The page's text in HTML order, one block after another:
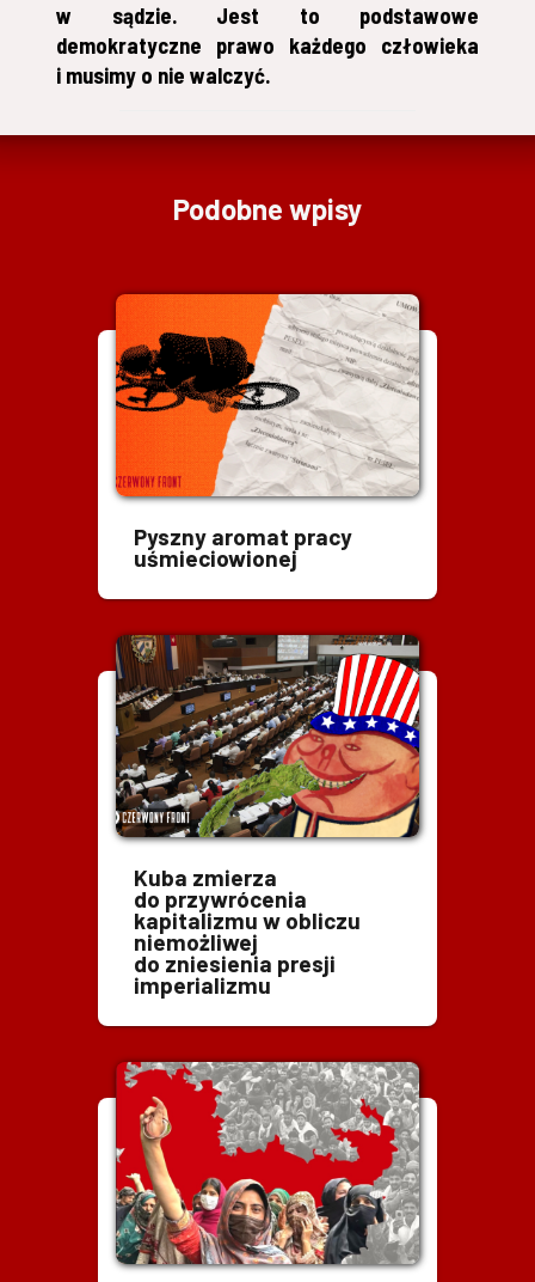
w sądzie. Jest to podstawowe
demokratyczne prawo każdego człowieka
i musimy o nie walczyć.
Podobne wpisy
Pyszny aromat pracy
uśmieciowionej
Kuba zmierza
do przywrócenia
kapitalizmu w obliczu
niemożliwej
do zniesienia presji
imperializmu